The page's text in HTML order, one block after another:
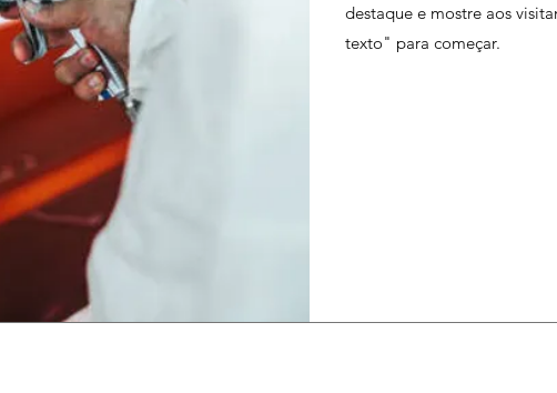
destaque e mostre aos
texto" para começar.